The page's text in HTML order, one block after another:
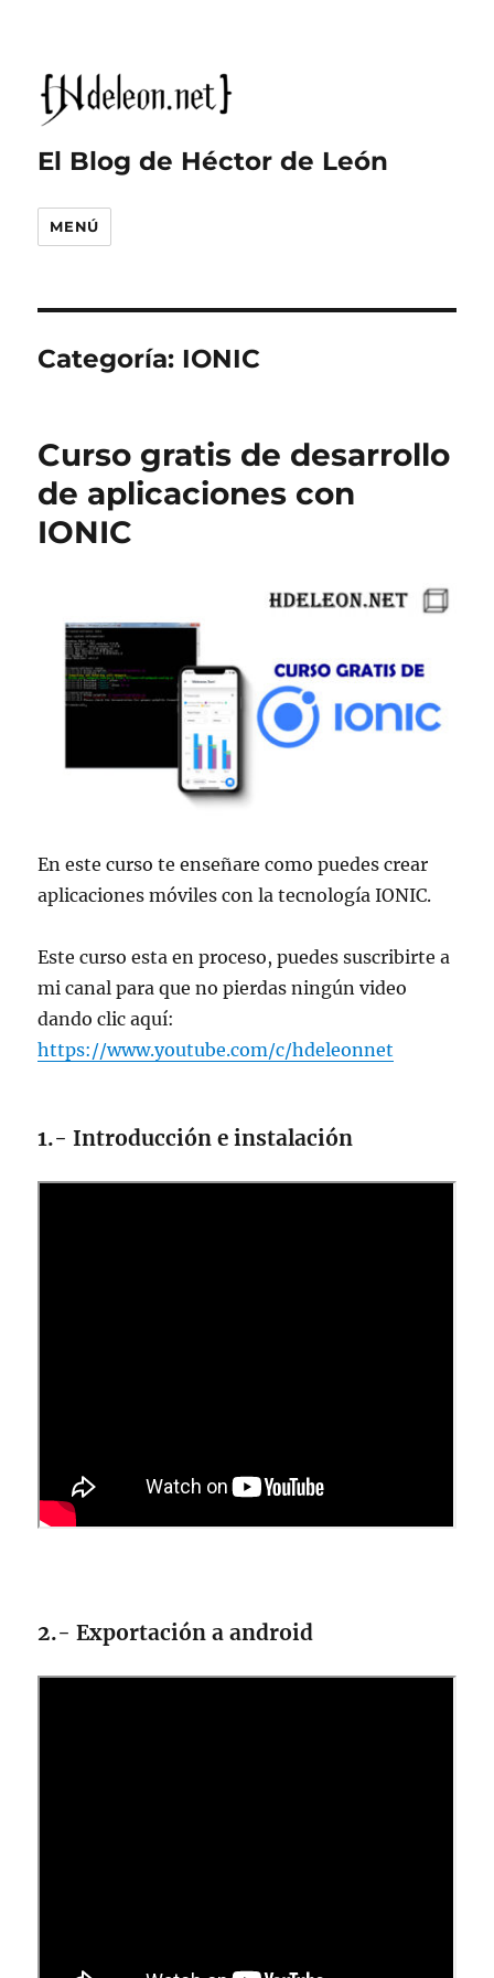
El Blog de Héctor de León
MENÚ
Categoría: IONIC
Curso gratis de desarrollo
de aplicaciones con
IONIC
En este curso te enseñare como puedes crear
aplicaciones móviles con la tecnología IONIC.
Este curso esta en proceso, puedes suscribirte a
mi canal para que no pierdas ningún video
dando clic aquí:
https://www.youtube.com/c/hdeleonnet
1.- Introducción e instalación
2.- Exportación a android